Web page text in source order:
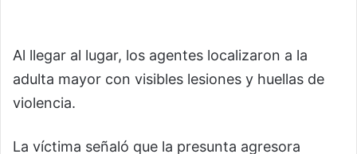
Al llegar al lugar, los agentes localizaron a la
adulta mayor con visibles lesiones y huellas de
violencia.
La víctima señaló que la presunta agresora